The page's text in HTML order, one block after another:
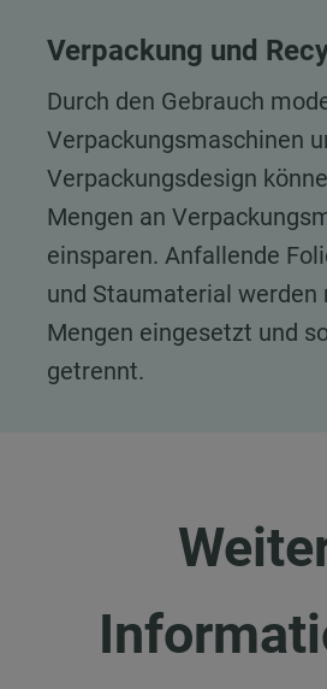
Verpackung und
Durch den Gebrauch
Verpackungsmaschinen
Verpackungsdesign
Mengen an
einsparen. Anfallende
und Staumaterial werden
Mengen eingesetzt und
getrennt.